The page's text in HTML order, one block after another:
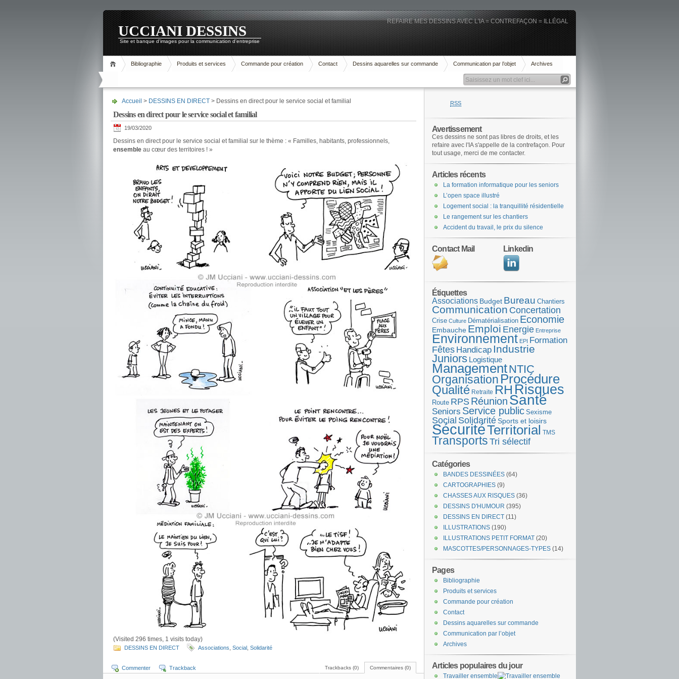
REFAIRE MES DESSINS AVEC L'IA = CONTREFAÇON = ILLÉGAL
UCCIANI DESSINS
Site et banque d'images pour la communication d'entreprise
Bibliographie Produits et services Commande pour création Contact Dessins aquarelles sur commande Communication par l’objet Archives
Accueil > DESSINS EN DIRECT > Dessins en direct pour le service social et familial
Dessins en direct pour le service social et familial
19/03/2020
Dessins en direct pour le service social et familial sur le thème : « Familles, habitants, professionnels,
ensemble au cœur des territoires ! »
(Visited 296 times, 1 visits today)
DESSINS EN DIRECT Associations Social Solidarité
Commentaires (0)
Trackbacks (0)
Commenter Trackback
RSS
Avertissement
Ces dessins ne sont pas libres de droits, et les
refaire avec l'IA s'appelle de la contrefaçon. Pour
tout usage, merci de me contacter.
Articles récents
La formation informatique pour les seniors
L’open space illustré
Logement social : la tranquillité résidentielle
Le rangement sur les chantiers
Accident du travail, le prix du silence
Linkedin
Contact Mail
Étiquettes
Associations Budget Bureau Chantiers
Communication Concertation
Crise Culture Dématérialisation Economie
Embauche Emploi Energie Entreprise
Environnement EPI Formation
Fêtes Handicap Industrie
Juniors Logistique
ManagementNTIC
Organisation Procédure
Qualité Retraite RH Risques
Route RPS Réunion Santé
Seniors Service public Sexisme
Social SolidaritéSports et loisirs
SécuritéTerritorial TMS
TransportsTri sélectif
Catégories
BANDES DESSINÉES (64)
CARTOGRAPHIES (9)
CHASSES AUX RISQUES (36)
DESSINS D'HUMOUR (395)
DESSINS EN DIRECT (11)
ILLUSTRATIONS (190)
ILLUSTRATIONS PETIT FORMAT (20)
MASCOTTES/PERSONNAGES-TYPES (14)
Pages
Bibliographie
Produits et services
Commande pour création
Contact
Dessins aquarelles sur commande
Communication par l’objet
Archives
Articles populaires du jour
Travailler ensemble